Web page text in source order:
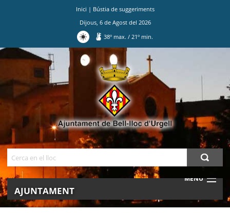
Inici | Bústia de suggeriments
Dijous, 6de Agostdel 2026
38º max./ 21º min.
MENU
AJUNTAMENT